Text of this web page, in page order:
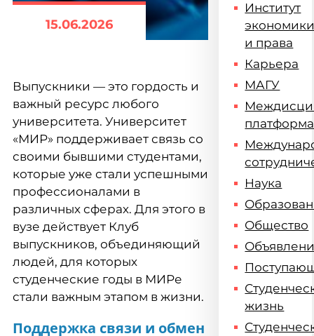
15.06.2026
Выпускники — это гордость и
важный ресурс любого
университета. Университет
«МИР» поддерживает связь со
своими бывшими студентами,
которые уже стали успешными
профессионалами в
различных сферах. Для этого в
вузе действует Клуб
выпускников, объединяющий
людей, для которых
студенческие годы в МИРе
стали важным этапом в жизни.
Поддержка связи и обмен
Институт
и права
Карьера
МАГУ
платформа
Наука
Общество
жизнь